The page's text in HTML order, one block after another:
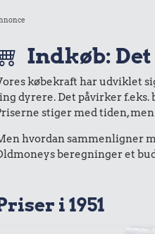
Indkøb:
købekraft har udviklet
dyrere. Det påvirker
stiger med tiden,
hvordan sammenligner
beregninger et bud
i 1951